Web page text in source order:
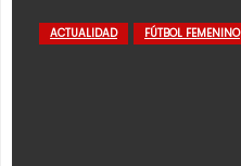
ACTUALIDAD FÚTBOL FEMENINO